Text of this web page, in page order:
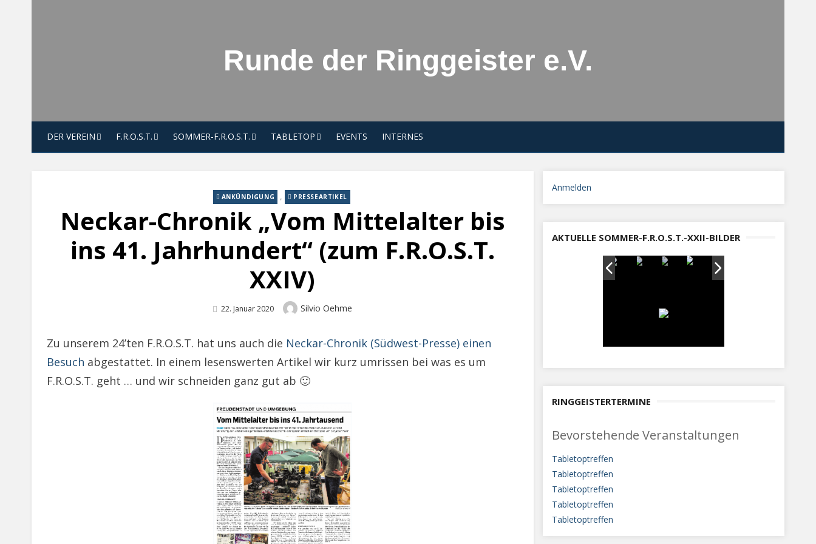
Runde der Ringgeister e.V.
DER VEREIN F.R.O.S.T. SOMMER-F.R.O.S.T. TABLETOP EVENTS INTERNES
ANKÜNDIGUNG , PRESSEARTIKEL
Neckar-Chronik „Vom Mittelalter bis
ins 41. Jahrhundert“ (zum F.R.O.S.T.
XXIV)
Posted
22. Januar 2020 Author
Silvio Oehme
Zu unserem 24’ten F.R.O.S.T. hat uns auch die Neckar-Chronik (Südwest-Presse) einen
Besuch abgestattet. In einem lesenswerten Artikel wir kurz umrissen bei was es um
F.R.O.S.T. geht … und wir schneiden ganz gut ab 🙂
Anmelden
AKTUELLE SOMMER-F.R.O.S.T.-XXII-BILDER
RINGGEISTERTERMINE
Bevorstehende Veranstaltungen
Tabletoptreffen
Tabletoptreffen
Tabletoptreffen
Tabletoptreffen
Tabletoptreffen